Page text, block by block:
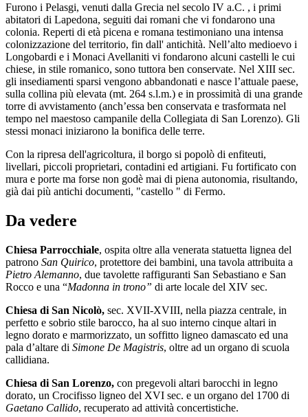
Furono i Pelasgi, venuti dalla Grecia nel secolo IV a.C. , i primi
abitatori di Lapedona, seguiti dai romani che vi fondarono una
colonia. Reperti di età picena e romana testimoniano una intensa
colonizzazione del territorio, fin dall' antichità. Nell’alto medioevo i
Longobardi e i Monaci Avellaniti vi fondarono alcuni castelli le cui
chiese, in stile romanico, sono tuttora ben conservate. Nel XIII sec.
gli insediamenti sparsi vengono abbandonati e nasce l’attuale paese,
sulla collina più elevata (mt. 264 s.l.m.) e in prossimità di una grande
torre di avvistamento (anch’essa ben conservata e trasformata nel
tempo nel maestoso campanile della Collegiata di San Lorenzo). Gli
stessi monaci iniziarono la bonifica delle terre.
Con la ripresa dell'agricoltura, il borgo si popolò di enfiteuti,
livellari, piccoli proprietari, contadini ed artigiani. Fu fortificato con
mura e porte ma forse non godè mai di piena autonomia, risultando,
già dai più antichi documenti, "castello " di Fermo.
Da vedere
Chiesa Parrocchiale, ospita oltre alla venerata statuetta lignea del
patrono San Quirico, protettore dei bambini, una tavola attribuita a
Pietro Alemanno, due tavolette raffiguranti San Sebastiano e San
Rocco e una “Madonna in trono” di arte locale del XIV sec.
Chiesa di San Nicolò, sec. XVII-XVIII, nella piazza centrale, in
perfetto e sobrio stile barocco, ha al suo interno cinque altari in
legno dorato e marmorizzato, un soffitto ligneo damascato ed una
pala d’altare di Simone De Magistris, oltre ad un organo di scuola
callidiana.
Chiesa di San Lorenzo, con pregevoli altari barocchi in legno
dorato, un Crocifisso ligneo del XVI sec. e un organo del 1700 di
Gaetano Callido, recuperato ad attività concertistiche.